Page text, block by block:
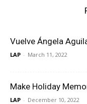
Vuelve Ángela
LAP - March 11, 2022
Make Holiday
LAP - December 10, 2022